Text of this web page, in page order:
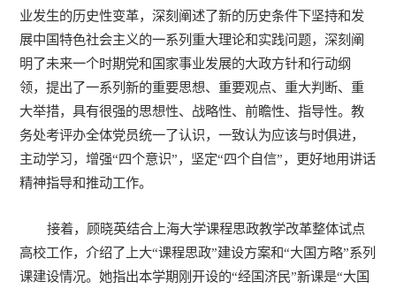
业发生的历史性变革，深刻阐述了新的历史条件下坚持和发
展中国特色社会主义的一系列重大理论和实践问题，深刻阐
明了未来一个时期党和国家事业发展的大政方针和行动纲
领，提出了一系列新的重要思想、重要观点、重大判断、重
大举措，具有很强的思想性、战略性、前瞻性、指导性。教
务处考评办全体党员统一了认识，一致认为应该与时俱进，
主动学习，增强“四个意识”，坚定“四个自信”，更好地用讲话
精神指导和推动工作。
接着，顾晓英结合上海大学课程思政教学改革整体试点
高校工作，介绍了上大“课程思政”建设方案和“大国方略”系列
课建设情况。她指出本学期刚开设的“经国济民”新课是“大国